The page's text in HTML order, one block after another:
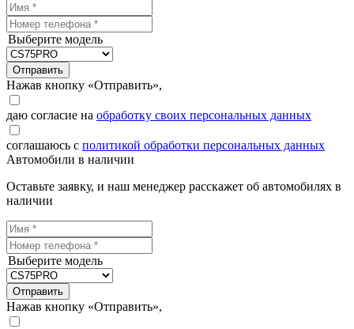
Выберите модель
Отправить
Нажав кнопку «Отправить»,
даю согласие на обработку своих персональных данных
соглашаюсь с политикой обработки персональных данных
Автомобили в наличии
Оставьте заявку, и наш менеджер расскажет об автомобилях в
наличии
Выберите модель
Отправить
Нажав кнопку «Отправить»,